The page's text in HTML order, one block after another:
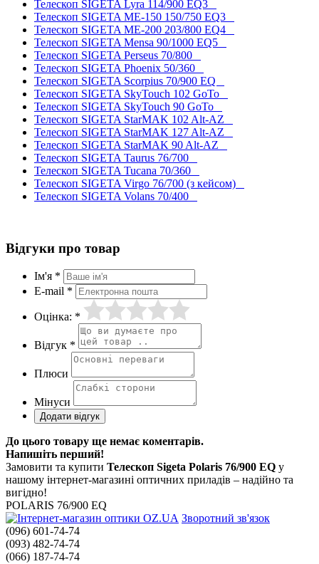
Телескоп SIGETA Lyra 114/900 EQ3
Телескоп SIGETA ME-150 150/750 EQ3
Телескоп SIGETA ME-200 203/800 EQ4
Телескоп SIGETA Mensa 90/1000 EQ5
Телескоп SIGETA Perseus 70/800
Телескоп SIGETA Phoenix 50/360
Телескоп SIGETA Scorpius 70/900 EQ
Телескоп SIGETA SkyTouch 102 GoTo
Телескоп SIGETA SkyTouch 90 GoTo
Телескоп SIGETA StarMAK 102 Alt-AZ
Телескоп SIGETA StarMAK 127 Alt-AZ
Телескоп SIGETA StarMAK 90 Alt-AZ
Телескоп SIGETA Taurus 76/700
Телескоп SIGETA Tucana 70/360
Телескоп SIGETA Virgo 76/700 (з кейсом)
Телескоп SIGETA Volans 70/400
Відгуки про товар
Ім'я *
E-mail *
Оцінка: *
Відгук *
Плюси
Мінуси
До цього товару ще немає коментарів.
Напишіть перший!
Замовити та купити Телескоп Sigeta Polaris 76/900 EQ у
нашому інтернет-магазині оптичних приладів – надійно та
вигідно!
POLARIS 76/900 EQ
Зворотний зв'язок
(096) 601-74-74
(093) 482-74-74
(066) 187-74-74